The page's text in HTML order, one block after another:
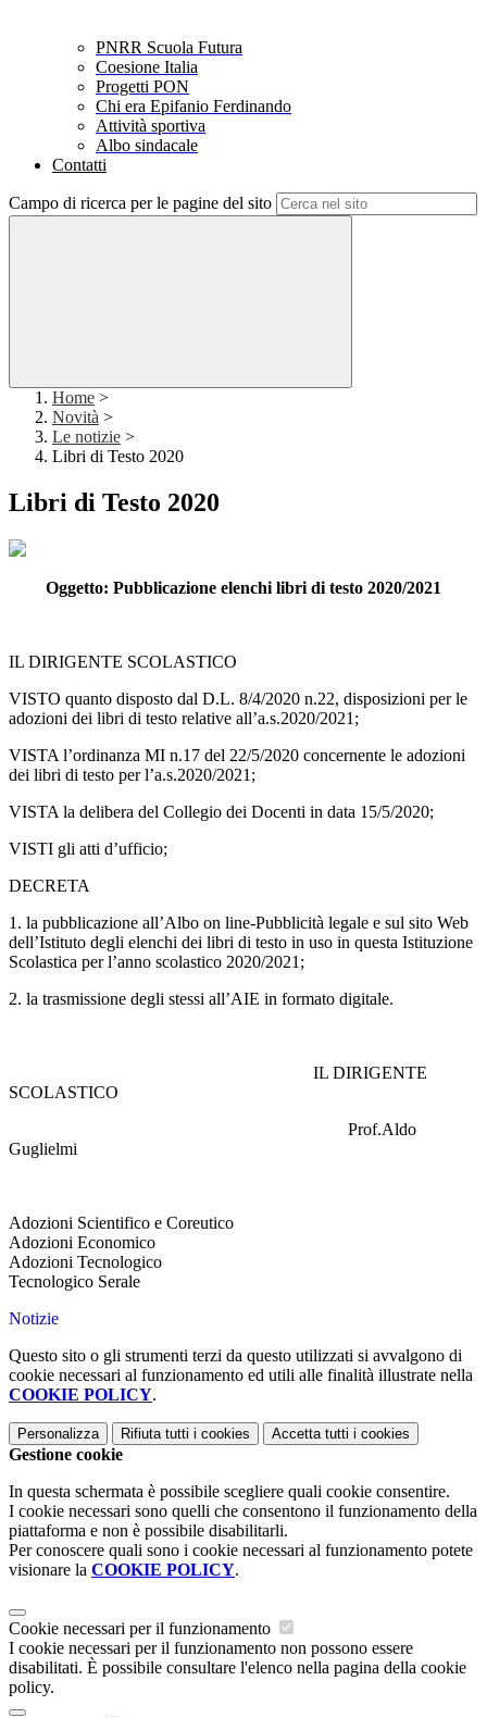
PNRR Scuola Futura
Coesione Italia
Progetti PON
Chi era Epifanio Ferdinando
Attività sportiva
Albo sindacale
Contatti
Campo di ricerca per le pagine del sito
Home >
Novità >
Le notizie >
Libri di Testo 2020
Libri di Testo 2020
Oggetto: Pubblicazione elenchi libri di testo 2020/2021
IL DIRIGENTE SCOLASTICO
VISTO quanto disposto dal D.L. 8/4/2020 n.22, disposizioni per le
adozioni dei libri di testo relative all’a.s.2020/2021;
VISTA l’ordinanza MI n.17 del 22/5/2020 concernente le adozioni
dei libri di testo per l’a.s.2020/2021;
VISTA la delibera del Collegio dei Docenti in data 15/5/2020;
VISTI gli atti d’ufficio;
DECRETA
1. la pubblicazione all’Albo on line-Pubblicità legale e sul sito Web
dell’Istituto degli elenchi dei libri di testo in uso in questa Istituzione
Scolastica per l’anno scolastico 2020/2021;
2. la trasmissione degli stessi all’AIE in formato digitale.
IL DIRIGENTE
SCOLASTICO
Prof.Aldo
Guglielmi
Adozioni Scientifico e Coreutico
Adozioni Economico
Adozioni Tecnologico
Tecnologico Serale
Notizie
Questo sito o gli strumenti terzi da questo utilizzati si avvalgono di
cookie necessari al funzionamento ed utili alle finalità illustrate nella
COOKIE POLICY.
Personalizza Rifiuta tutti i cookies Accetta tutti i cookies
Gestione cookie
In questa schermata è possibile scegliere quali cookie consentire.
I cookie necessari sono quelli che consentono il funzionamento della
piattaforma e non è possibile disabilitarli.
Per conoscere quali sono i cookie necessari al funzionamento potete
visionare la COOKIE POLICY.
Cookie necessari per il funzionamento
I cookie necessari per il funzionamento non possono essere
disabilitati. È possibile consultare l'elenco nella pagina della cookie
policy.